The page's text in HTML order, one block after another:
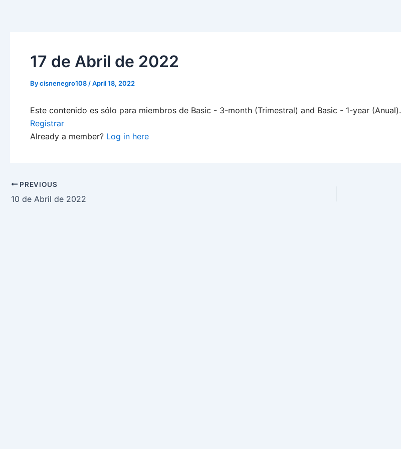
17 de Abril de 2022
Bycisnenegro108 /April 18, 2022
Este contenido es sólo para miembros de Basic - 3-month (Trimestral) and Basic - 1-year (Anual).
Registrar
Already a member? Log in here
PREVIOUS
10 de Abril de 2022